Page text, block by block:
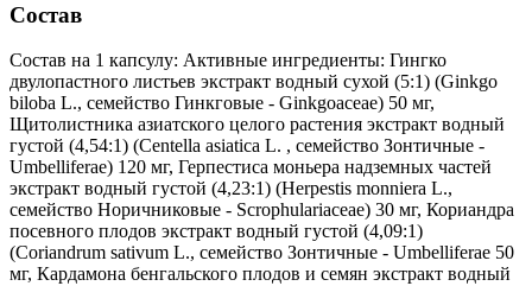
Состав
Состав на 1 капсулу: Активные ингредиенты: Гингко
двулопастного листьев экстракт водный сухой (5:1) (Ginkgo
biloba L., семейство Гинкговые - Ginkgoaceae) 50 мг,
Щитолистника азиатского целого растения экстракт водный
густой (4,54:1) (Centella asiatica L. , семейство Зонтичные -
Umbelliferae) 120 мг, Герпестиса моньера надземных частей
экстракт водный густой (4,23:1) (Herpestis monniera L.,
семейство Норичниковые - Scrophulariaceae) 30 мг, Кориандра
посевного плодов экстракт водный густой (4,09:1)
(Coriandrum sativum L., семейство Зонтичные - Umbelliferae 50
мг, Кардамона бенгальского плодов и семян экстракт водный